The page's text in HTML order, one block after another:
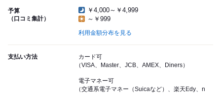
予算
（口コミ集計）
￥4,000～￥4,999
～￥999
利用金額分布を見る
支払い方法
カード可
（VISA、Master、JCB、AMEX、Diners）
電子マネー可
（交通系電子マネー（Suicaなど）、楽天Edy、n